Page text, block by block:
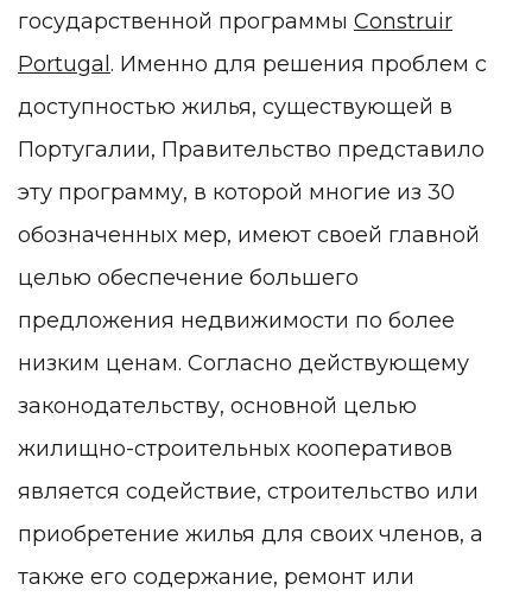
государственной программы Construir
Portugal . Именно для решения проблем с
доступностью жилья, существующей в
Португалии, Правительство представило
эту программу, в которой многие из 30
обозначенных мер, имеют своей главной
целью обеспечение большего
предложения недвижимости по более
низким ценам. Согласно действующему
законодательству, основной целью
жилищно-строительных кооперативов
является содействие, строительство или
приобретение жилья для своих членов, а
также его содержание, ремонт или